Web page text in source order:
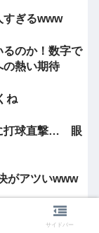
すぎるwww
るのか！数字で
の熱い期待
ね
打球直撃… 眼
がアツいwww
体が明らかに
サイドバー